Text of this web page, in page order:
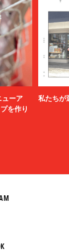
ューア
を作り
私たちが